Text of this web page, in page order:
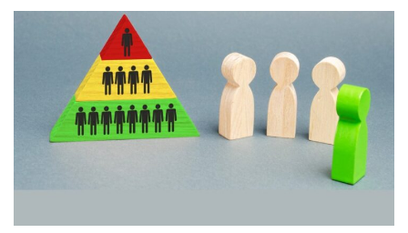
at
p
p
c
e
b
o
o
tt
er
n
ss
e
gr
a
m
.R
u
er п
а
в
и
т
ь